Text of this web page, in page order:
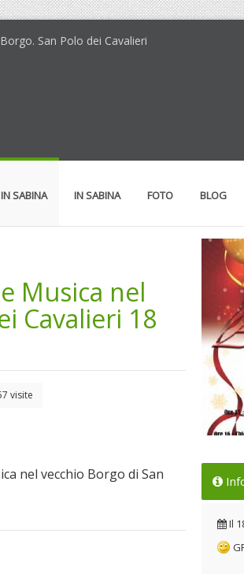
San Polo dei Cavalieri
SABINA IN SABINA FOTO BLOG
Musica nel
Cavalieri 18
visite
Il
nel vecchio Borgo di San
Il